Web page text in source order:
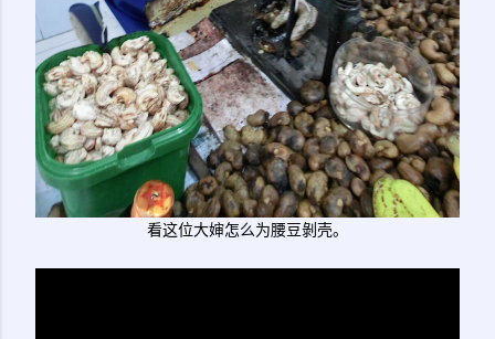
看这位大婶怎么为腰豆剝壳。